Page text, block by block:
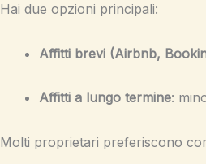
Hai due opzioni principali:
Affitti brevi (Airbnb,
Affitti a lungo termine:
Molti proprietari preferiscono